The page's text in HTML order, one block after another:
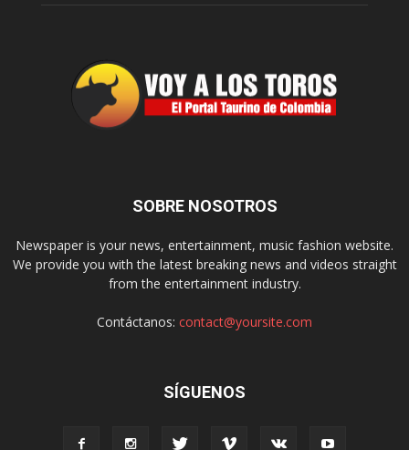
SOBRE NOSOTROS
Newspaper is your news, entertainment, music fashion website.
We provide you with the latest breaking news and videos straight
from the entertainment industry.
Contáctanos: contact@yoursite.com
SÍGUENOS